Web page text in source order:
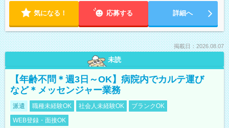
気になる！ 応募する 詳細へ
掲載日：2026.08.07
未読
【年齢不問＊週3日～OK】病院内でカルテ運び
など＊メッセンジャー業務
派遣 職種未経験OK 社会人未経験OK
ブランクOK
WEB登録・面接OK